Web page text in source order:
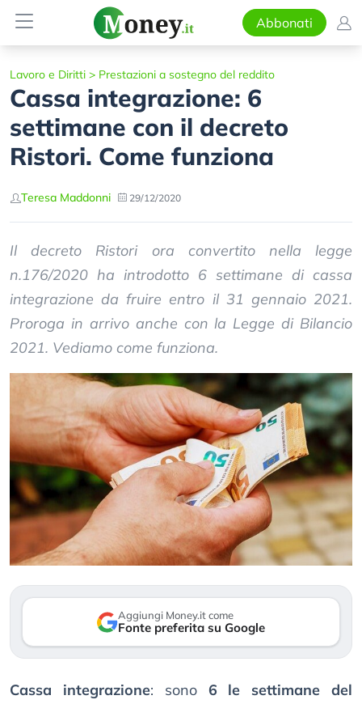
Abbonati
Lavoro e Diritti > Prestazioni a sostegno del reddito
Cassa integrazione: 6
settimane con il decreto
Ristori. Come funziona
Teresa Maddonni 29/12/2020
Il decreto Ristori ora convertito nella legge
n.176/2020 ha introdotto 6 settimane di cassa
integrazione da fruire entro il 31 gennaio 2021.
Proroga in arrivo anche con la Legge di Bilancio
2021. Vediamo come funziona.
Aggiungi Money.it come
Fonte preferita su Google
Cassa integrazione: sono 6 le settimane del